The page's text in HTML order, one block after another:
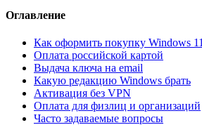
Оглавление
Как оформить покупку Windows 11
Оплата российской картой
Выдача ключа на email
Какую редакцию Windows брать
Активация без VPN
Оплата для физлиц и организаций
Часто задаваемые вопросы